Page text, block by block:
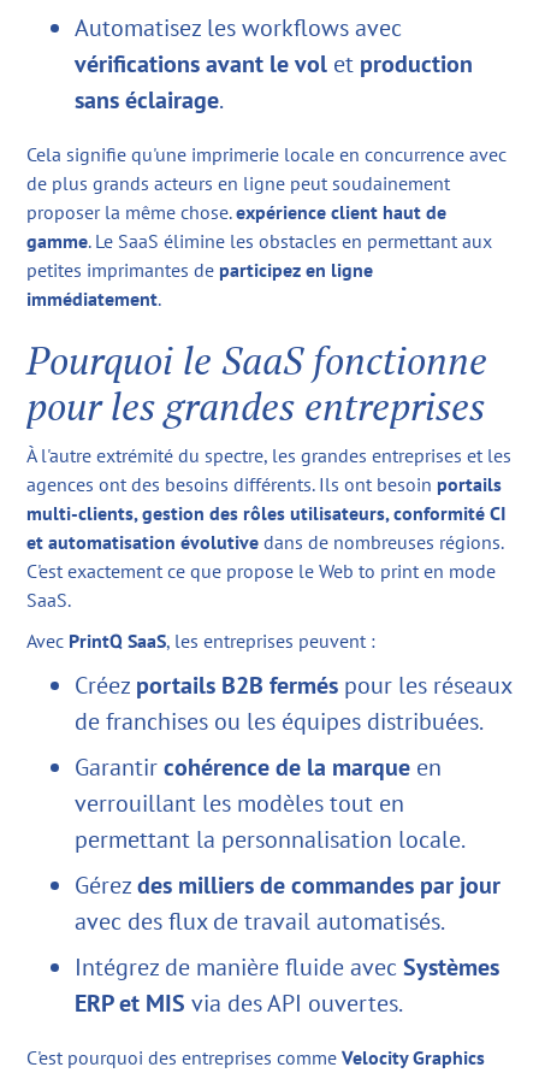
Automatisez les workflows avec
vérifications avant le vol et production
sans éclairage.
Cela signifie qu'une imprimerie locale en concurrence avec
de plus grands acteurs en ligne peut soudainement
proposer la même chose.expérience client haut de
gamme. Le SaaS élimine les obstacles en permettant aux
petites imprimantes de participez en ligne
immédiatement.
Pourquoi le SaaS fonctionne
pour les grandes entreprises
À l'autre extrémité du spectre, les grandes entreprises et les
agences ont des besoins différents. Ils ont besoin portails
multi-clients, gestion des rôles utilisateurs, conformité CI
et automatisation évolutive dans de nombreuses régions.
C'est exactement ce que propose le Web to print en mode
SaaS.
Avec PrintQ SaaS, les entreprises peuvent :
Créez portails B2B fermés pour les réseaux
de franchises ou les équipes distribuées.
Garantircohérence de la marque en
verrouillant les modèles tout en
permettant la personnalisation locale.
Gérezdes milliers de commandes par jour
avec des flux de travail automatisés.
Intégrez de manière fluide avecSystèmes
ERP et MIS via des API ouvertes.
C'est pourquoi des entreprises commeVelocity Graphics